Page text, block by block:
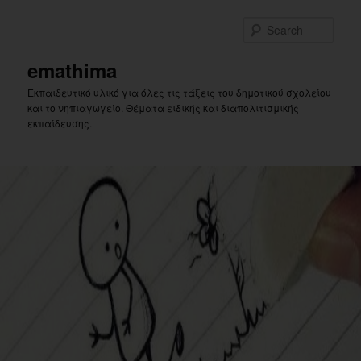
emathima
Εκπαιδευτικό υλικό για όλες τις τάξεις του δημοτικού σχολείου
και το νηπιαγωγείο. Θέματα ειδικής και διαπολιτισμικής
εκπαίδευσης.